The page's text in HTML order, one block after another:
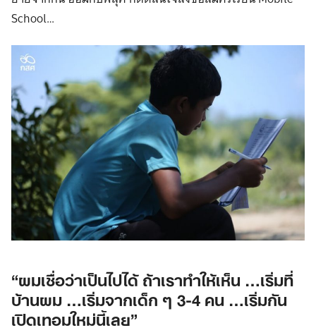
School…
“ผมเชื่อว่าเป็นไปได้ ถ้าเราทำให้เห็น …เริ่มที่
บ้านผม …เริ่มจากเด็ก ๆ 3-4 คน …เริ่มกัน
เปิดเทอมใหม่นี้เลย”